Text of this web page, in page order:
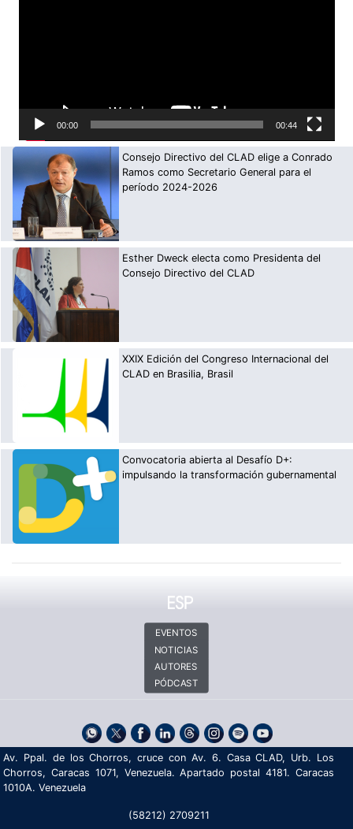
00:00 00:44
Consejo Directivo del CLAD elige a Conrado
Ramos como Secretario General para el
período 2024-2026
Esther Dweck electa como Presidenta del
Consejo Directivo del CLAD
XXIX Edición del Congreso Internacional del
CLAD en Brasilia, Brasil
Convocatoria abierta al Desafío D+:
impulsando la transformación gubernamental
EVENTOS
NOTICIAS
AUTORES
PÓDCAST
Av. Ppal. de los Chorros, cruce con Av. 6. Casa CLAD, Urb. Los
Chorros, Caracas 1071, Venezuela. Apartado postal 4181. Caracas
1010A. Venezuela
(58212) 2709211